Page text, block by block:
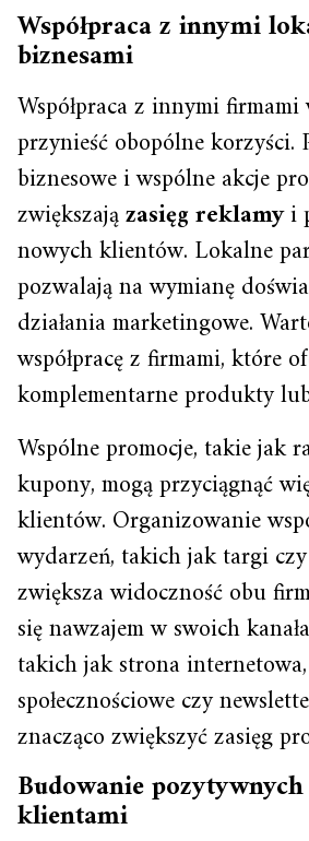
Współpraca z innymi
biznesami
Współpraca z innymi
przynieść obopólne korzyści.
biznesowe i wspólne akcje
zwiększajązasięg reklamyi
nowych klientów. Lokalne
pozwalają na wymianę
działania marketingowe.
współpracę z firmami, które
komplementarne produkty
Wspólne promocje, takie jak
kupony, mogą przyciągnąć
klientów. Organizowanie
wydarzeń, takich jak targi
zwiększa widoczność obu
się nawzajem w swoich
takich jak strona
społecznościowe czy
znacząco zwiększyć zasięg
Budowanie
klientami